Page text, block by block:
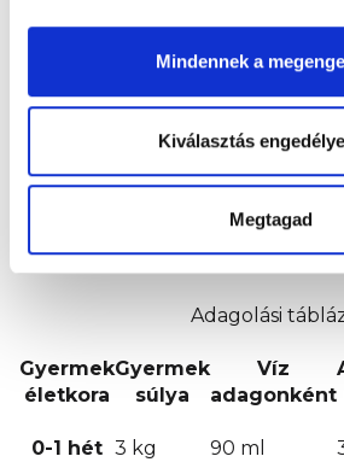
Mindennek a
Kiválasztás
Megtagad
Távolítsa el a kupakot, és
Ellenőrizze a tej
belső oldalán (ajánlott
azonnal tálalja.
Adagolási
Gyermek
életkora
Gyermek
súlya
Víz
adagonként
0-1 hét 3 kg 90 ml